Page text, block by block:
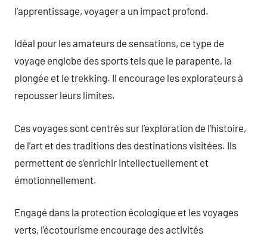
l’apprentissage, voyager a un impact profond.
Idéal pour les amateurs de sensations, ce type de
voyage englobe des sports tels que le parapente, la
plongée et le trekking. Il encourage les explorateurs à
repousser leurs limites.
Ces voyages sont centrés sur l’exploration de l’histoire,
de l’art et des traditions des destinations visitées. Ils
permettent de s’enrichir intellectuellement et
émotionnellement.
Engagé dans la protection écologique et les voyages
verts, l’écotourisme encourage des activités